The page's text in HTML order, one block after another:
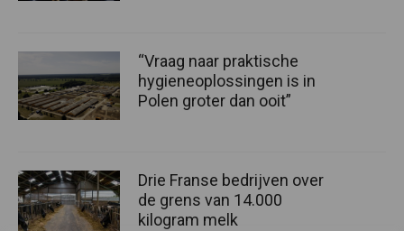
“Vraag naar praktische
hygieneoplossingen is in
Polen groter dan ooit”
Drie Franse bedrijven over
de grens van 14.000
kilogram melk